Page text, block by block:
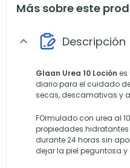
Más sobre este
expand_more Descripción
Glaan Urea 10 Loción es
diario para el cuidado
secas, descamativas y
FOrmulado con urea al
propiedades
durante 24 horas sin
dejar la piel peguntosa y